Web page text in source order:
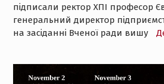
підписали ректор ХПІ професор
генеральний директор
на засіданні Вченої ради вишу